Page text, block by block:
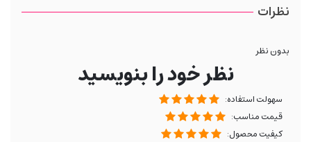
نظرات
بدون نظر
نظر خود را بنویسید
سهولت استفاده:
قیمت مناسب:
کیفیت محصول: